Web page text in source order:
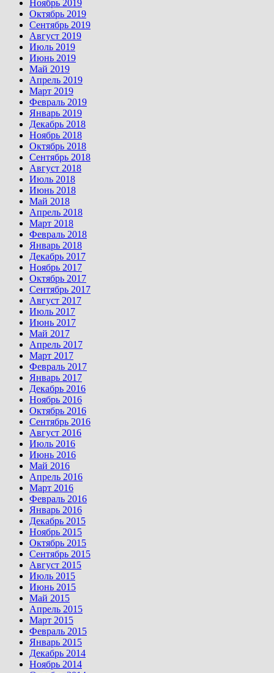
Ноябрь 2019
Октябрь 2019
Сентябрь 2019
Август 2019
Июль 2019
Июнь 2019
Май 2019
Апрель 2019
Март 2019
Февраль 2019
Январь 2019
Декабрь 2018
Ноябрь 2018
Октябрь 2018
Сентябрь 2018
Август 2018
Июль 2018
Июнь 2018
Май 2018
Апрель 2018
Март 2018
Февраль 2018
Январь 2018
Декабрь 2017
Ноябрь 2017
Октябрь 2017
Сентябрь 2017
Август 2017
Июль 2017
Июнь 2017
Май 2017
Апрель 2017
Март 2017
Февраль 2017
Январь 2017
Декабрь 2016
Ноябрь 2016
Октябрь 2016
Сентябрь 2016
Август 2016
Июль 2016
Июнь 2016
Май 2016
Апрель 2016
Март 2016
Февраль 2016
Январь 2016
Декабрь 2015
Ноябрь 2015
Октябрь 2015
Сентябрь 2015
Август 2015
Июль 2015
Июнь 2015
Май 2015
Апрель 2015
Март 2015
Февраль 2015
Январь 2015
Декабрь 2014
Ноябрь 2014